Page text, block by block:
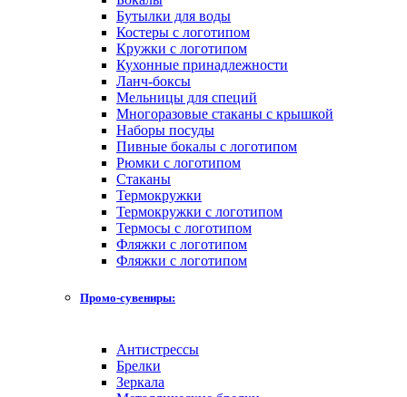
Бутылки для воды
Костеры с логотипом
Кружки с логотипом
Кухонные принадлежности
Ланч-боксы
Мельницы для специй
Многоразовые стаканы с крышкой
Наборы посуды
Пивные бокалы с логотипом
Рюмки с логотипом
Стаканы
Термокружки
Термокружки с логотипом
Термосы с логотипом
Фляжки с логотипом
Фляжки с логотипом
Промо-сувениры:
Антистрессы
Брелки
Зеркала